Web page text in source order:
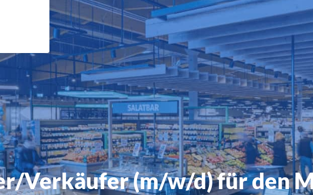
Verkäufer (m/w/d) für den